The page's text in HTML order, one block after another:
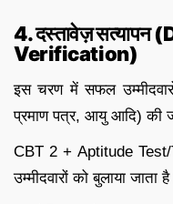
4. दस्तावेज़ सत्यापन
Verification)
इस चरण में सफल
प्रमाण पत्र, आयु आदि) की
CBT 2 + Aptitude
उम्मीदवारों को बुलाया जाता